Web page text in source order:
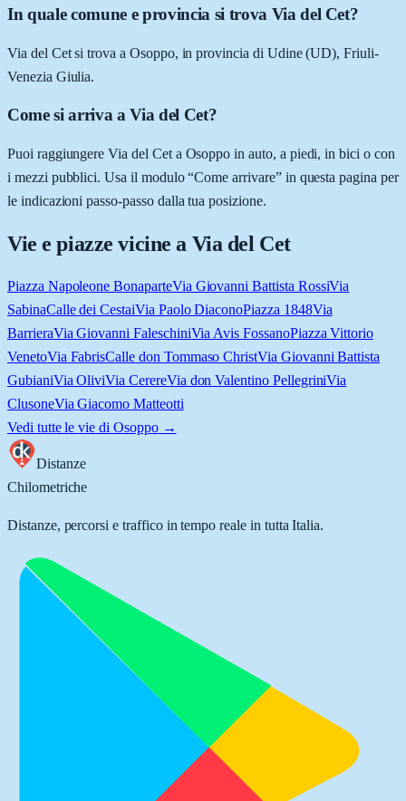
In quale comune e provincia si trova Via del Cet?
Via del Cet si trova a Osoppo, in provincia di Udine (UD), Friuli-
Venezia Giulia.
Come si arriva a Via del Cet?
Puoi raggiungere Via del Cet a Osoppo in auto, a piedi, in bici o con
i mezzi pubblici. Usa il modulo “Come arrivare” in questa pagina per
le indicazioni passo-passo dalla tua posizione.
Vie e piazze vicine a Via del Cet
Piazza Napoleone BonaparteVia Giovanni Battista RossiVia
SabinaCalle dei CestaiVia Paolo DiaconoPiazza 1848Via
BarrieraVia Giovanni FaleschiniVia Avis FossanoPiazza Vittorio
VenetoVia FabrisCalle don Tommaso ChristVia Giovanni Battista
GubianiVia OliviVia CerereVia don Valentino PellegriniVia
ClusoneVia Giacomo Matteotti
Vedi tutte le vie di Osoppo→
Distanze
Chilometriche
Distanze, percorsi e traffico in tempo reale in tutta Italia.